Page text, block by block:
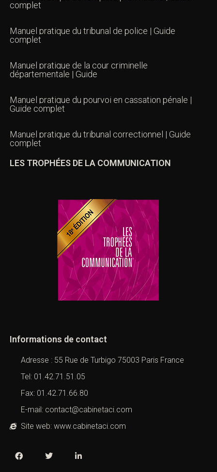
complet
Manuel pratique du tribunal de police | Guide
complet
Manuel pratique de la cour criminelle
départementale | Guide
Manuel pratique du pourvoi en cassation pénale |
Guide complet
Manuel pratique du tribunal correctionnel | Guide
complet
LES TROPHÉES DE LA COMMUNICATION
Informations de contact
Adresse : 55 Rue de Turbigo 75003 Paris France
Tel: 01.42.71.51.05
Fax: 01.42.71.66.80
E-mail: contact@cabinetaci.com
Site web: www.cabinetaci.com